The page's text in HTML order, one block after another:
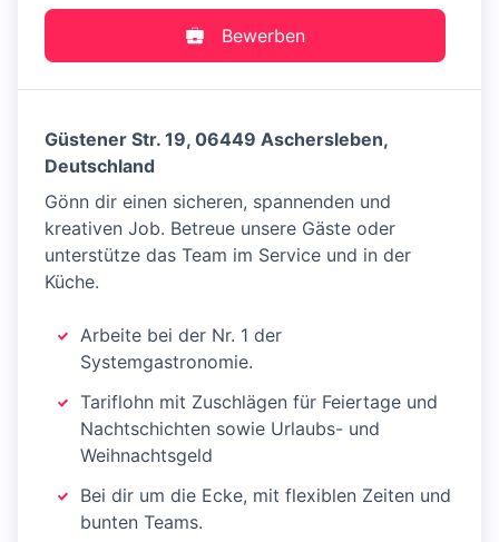
Bewerben
Güstener Str. 19, 06449 Aschersleben,
Deutschland
Gönn dir einen sicheren, spannenden und
kreativen Job. Betreue unsere Gäste oder
unterstütze das Team im Service und in der
Küche.
Arbeite bei der Nr. 1 der
Systemgastronomie.
Tariflohn mit Zuschlägen für Feiertage und
Nachtschichten sowie Urlaubs- und
Weihnachtsgeld
Bei dir um die Ecke, mit flexiblen Zeiten und
bunten Teams.